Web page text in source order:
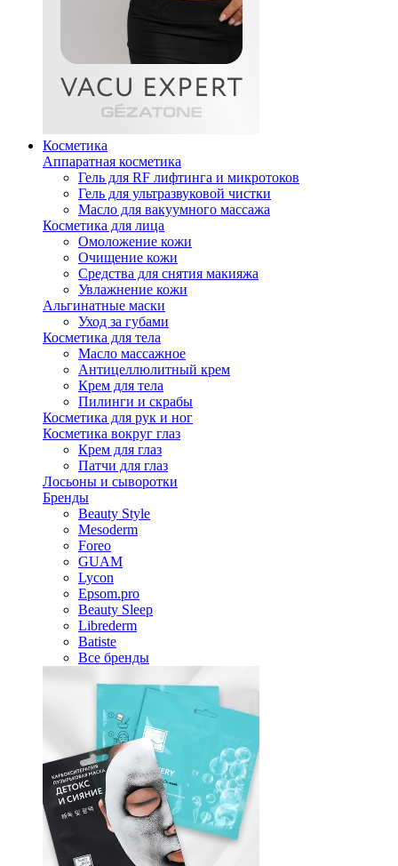
Косметика
Аппаратная косметика
Гель для RF лифтинга и микротоков
Гель для ультразвуковой чистки
Масло для вакуумного массажа
Косметика для лица
Омоложение кожи
Очищение кожи
Средства для снятия макияжа
Увлажнение кожи
Альгинатные маски
Уход за губами
Косметика для тела
Масло массажное
Антицеллюлитный крем
Крем для тела
Пилинги и скрабы
Косметика для рук и ног
Косметика вокруг глаз
Крем для глаз
Патчи для глаз
Лосьоны и сыворотки
Бренды
Beauty Style
Mesoderm
Foreo
GUAM
Lycon
Epsom.pro
Beauty Sleep
Librederm
Batiste
Все бренды